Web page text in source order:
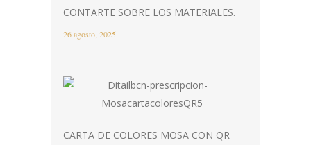
CONTARTE SOBRE LOS MATERIALES.
26 agosto, 2025
CARTA DE COLORES MOSA CON QR